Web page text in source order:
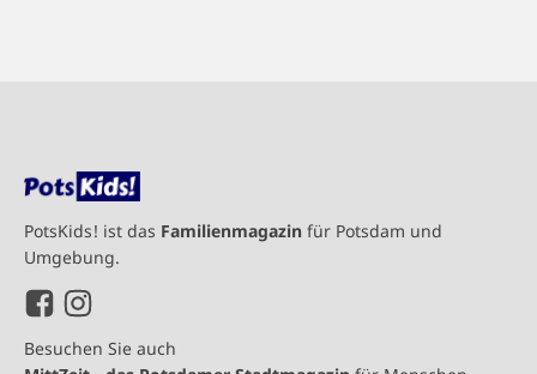
PotsKids! ist das Familienmagazin für Potsdam und
Umgebung.
Besuchen Sie auch